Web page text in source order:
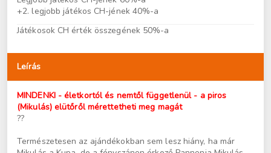
+2. legjobb játékos CH-jének 40%-a
Játékosok CH érték összegének 50%-a
Leírás
MINDENKI - életkortól és nemtől függetlenül - a piros
(Mikulás) elütőről mérettetheti meg magát
??
Természetesen az ajándékokban sem lesz hiány, ha már